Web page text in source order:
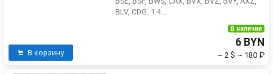
BLV, CDG. 1.4...
В корзину
В наличии
6 BYN
~ 2 $ ~ 180 ₽